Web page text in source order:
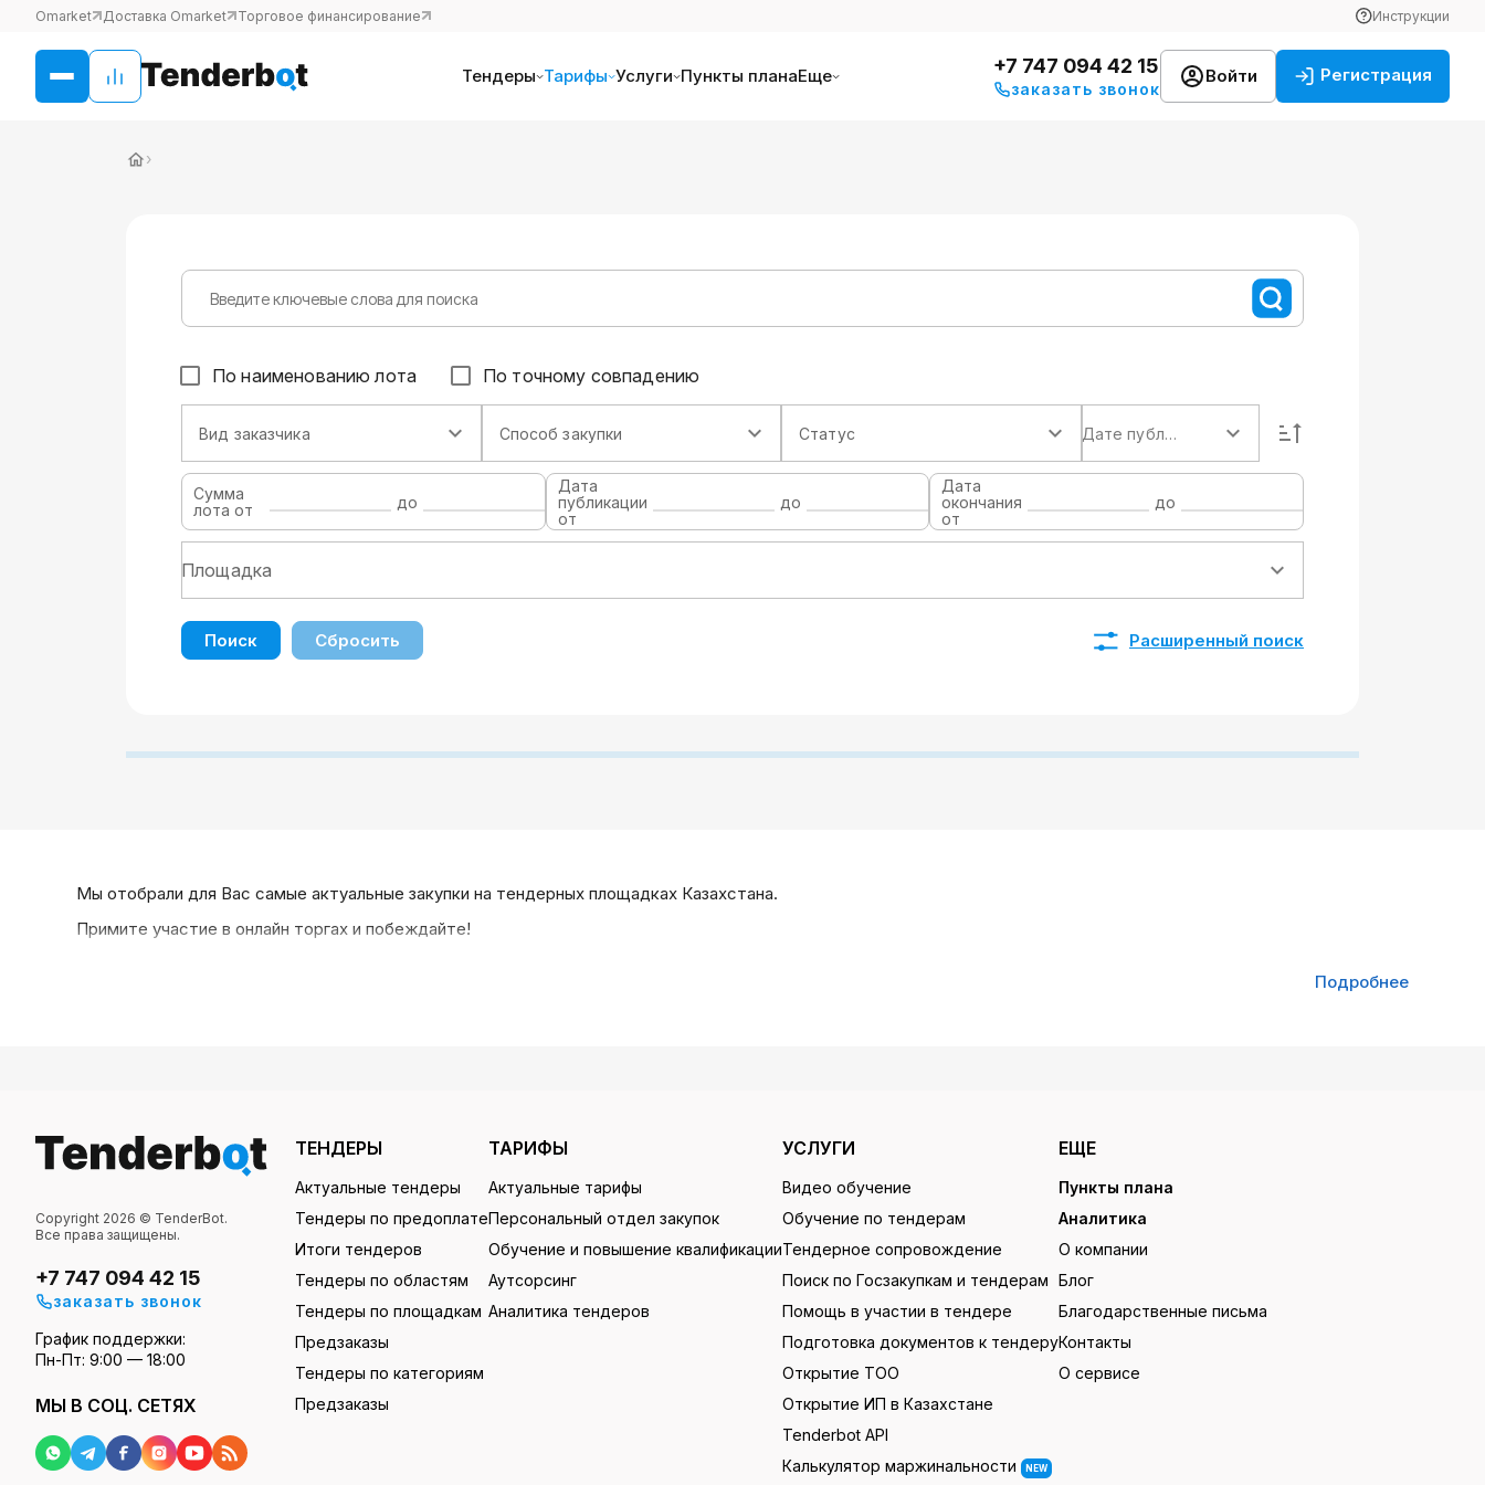
Omarket Доставка Omarket Торговое финансирование Инструкции
Тендеры Тарифы Услуги Пункты планаЕще +7 747 094 42 15
заказать звонок
Войти Регистрация
›
По наименованию лота По точному совпадению
Вид заказчика Способ закупки Статус Дате публикации
Сумма
лота от
до
Дата
публикации
от
до
Дата
окончания
от
до
Поиск Сбросить Расширенный поиск
Мы отобрали для Вас самые актуальные закупки на тендерных площадках Казахстана.
Примите участие в онлайн торгах и побеждайте!
Подробнее
Copyright 2026 © TenderBot.
Все права защищены.
+7 747 094 42 15
заказать звонок
График поддержки:
Пн-Пт: 9:00 — 18:00
МЫ В СОЦ. СЕТЯХ
ТЕНДЕРЫ
Актуальные тендеры
Тендеры по предоплате
Итоги тендеров
Тендеры по областям
Тендеры по площадкам
Предзаказы
Тендеры по категориям
Предзаказы
ТАРИФЫ
Актуальные тарифы
Персональный отдел закупок
Обучение и повышение квалификации
Аутсорсинг
Аналитика тендеров
УСЛУГИ
Видео обучение
Обучение по тендерам
Тендерное сопровождение
Поиск по Госзакупкам и тендерам
Помощь в участии в тендере
Подготовка документов к тендеру
Открытие ТОО
Открытие ИП в Казахстане
Tenderbot API
Калькулятор маржинальности
NEW
ЕЩЕ
Пункты плана
Аналитика
О компании
Блог
Благодарственные письма
Контакты
О сервисе